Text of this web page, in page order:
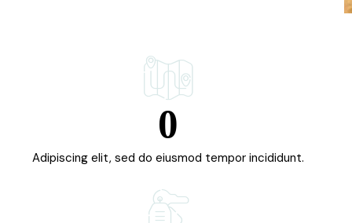
0
Adipiscing elit, sed do eiusmod tempor incididunt.